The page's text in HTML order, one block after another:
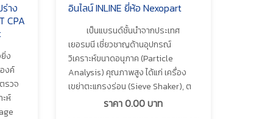
าง
CPA
ง
งค์
รวจ
ห์
อินไลน์ INLINE ยี่ห้อ Nexopart
เป็นแบรนด์ชั้นนำจากประเทศ
เยอรมนี เชี่ยวชาญด้านอุปกรณ์
วิเคราะห์ขนาดอนุภาค (Particle
Analysis) คุณภาพสูง ได้แก่ เครื่อง
เขย่าตะแกรงร่อน (Sieve Shaker), ต
ราคา0.00บาท